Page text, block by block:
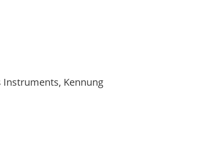
Instruments, Kennung